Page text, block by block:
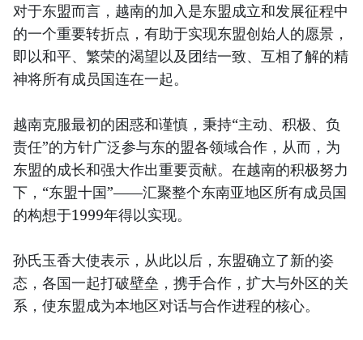
对于东盟而言，越南的加入是东盟成立和发展征程中
的一个重要转折点，有助于实现东盟创始人的愿景，
即以和平、繁荣的渴望以及团结一致、互相了解的精
神将所有成员国连在一起。
越南克服最初的困惑和谨慎，秉持“主动、积极、负
责任”的方针广泛参与东的盟各领域合作，从而，为
东盟的成长和强大作出重要贡献。在越南的积极努力
下，“东盟十国”——汇聚整个东南亚地区所有成员国
的构想于1999年得以实现。
孙氏玉香大使表示，从此以后，东盟确立了新的姿
态，各国一起打破壁垒，携手合作，扩大与外区的关
系，使东盟成为本地区对话与合作进程的核心。